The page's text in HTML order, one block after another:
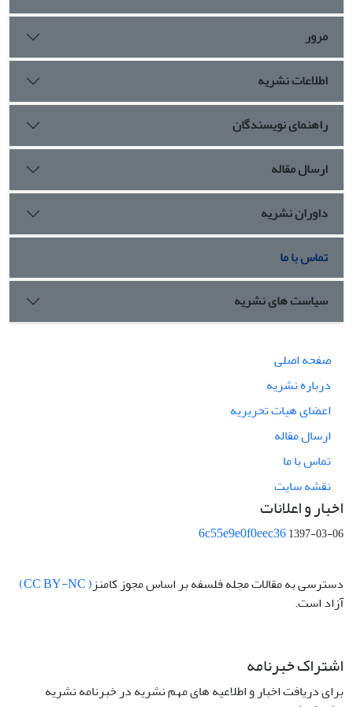
و می‌توان آن را موضع روشن و مشخص افلاطون در برابر انتقادات
مرور
اطلاعات نشریه
راهنمای نویسندگان
ارسال مقاله
داوران نشریه
تماس با ما
سیاست های نشریه
صفحه اصلی
درباره نشریه
اعضای هیات تحریریه
ارسال مقاله
تماس با ما
نقشه سایت
اخبار و اعلانات
6c55e9e0f0eec361397-03-06
دسترسی به مقالات مجله فلسفه بر اساس مجوز کامنز( CC BY-NC)
آزاد است.
اشتراک خبرنامه
برای دریافت اخبار و اطلاعیه های مهم نشریه در خبرنامه نشریه